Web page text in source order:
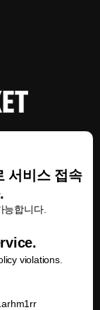
서비스 접속
능합니다.
violations.